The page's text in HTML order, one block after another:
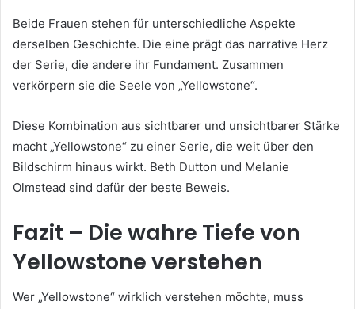
Beide Frauen stehen für unterschiedliche Aspekte
derselben Geschichte. Die eine prägt das narrative Herz
der Serie, die andere ihr Fundament. Zusammen
verkörpern sie die Seele von „Yellowstone“.
Diese Kombination aus sichtbarer und unsichtbarer Stärke
macht „Yellowstone“ zu einer Serie, die weit über den
Bildschirm hinaus wirkt. Beth Dutton und Melanie
Olmstead sind dafür der beste Beweis.
Fazit – Die wahre Tiefe von
Yellowstone verstehen
Wer „Yellowstone“ wirklich verstehen möchte, muss